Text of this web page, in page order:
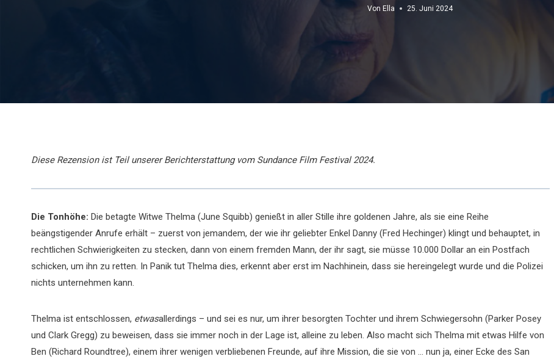
Von Ella 25. Juni 2024
Diese Rezension ist Teil unserer Berichterstattung vom Sundance Film Festival 2024.
Die Tonhöhe: Die betagte Witwe Thelma (June Squibb) genießt in aller Stille ihre goldenen Jahre, als sie eine Reihe
beängstigender Anrufe erhält – zuerst von jemandem, der wie ihr geliebter Enkel Danny (Fred Hechinger) klingt und behauptet, in
rechtlichen Schwierigkeiten zu stecken, dann von einem fremden Mann, der ihr sagt, sie müsse 10.000 Dollar an ein Postfach
schicken, um ihn zu retten. In Panik tut Thelma dies, erkennt aber erst im Nachhinein, dass sie hereingelegt wurde und die Polizei
nichts unternehmen kann.
Thelma ist entschlossen, etwasallerdings – und sei es nur, um ihrer besorgten Tochter und ihrem Schwiegersohn (Parker Posey
und Clark Gregg) zu beweisen, dass sie immer noch in der Lage ist, alleine zu leben. Also macht sich Thelma mit etwas Hilfe von
Ben (Richard Roundtree), einem ihrer wenigen verbliebenen Freunde, auf ihre Mission, die sie von … nun ja, einer Ecke des San